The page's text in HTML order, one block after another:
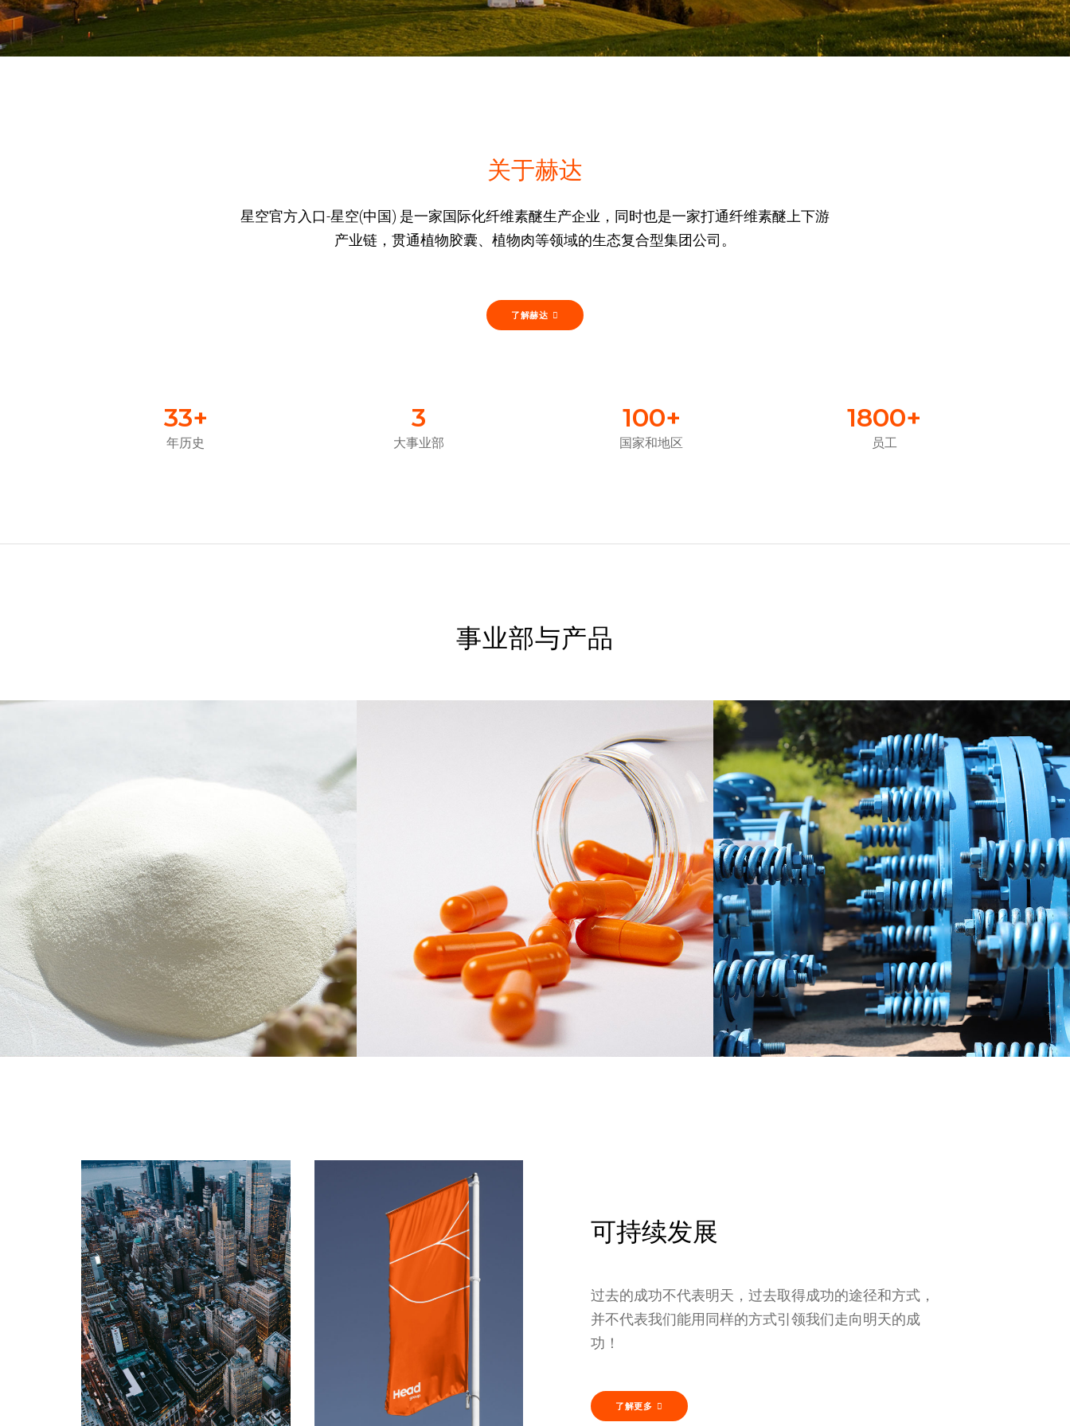
关于赫达
星空官方入口-星空(中国) 是一家国际化纤维素醚生产企业，同时也是一家打通纤维素醚上下游
产业链，贯通植物胶囊、植物肉等领域的生态复合型集团公司。
了解赫达
33+
年历史
3
大事业部
100+
国家和地区
1800+
员工
事业部与产品
纤维素醚
赫达致力于水溶性高分子化合物的研发、生产和销售，主要产
品为非离子型纤维素醚，可为市场提供包含羟丙基甲基纤维素
醚(HPMC) 、羟乙基甲基纤维素醚(HEMC) 、乙基纤维素醚
(EC)、羟乙基纤维素醚(HEC) 等近百个品种的纤维素醚系列产
品。
赫尔希胶囊事业部坐落于中国淄博周村经济开发区，是赫达集
团的全资子公司，致力于HPMC空心胶囊的研发、生产、销
售，采用全自动植物胶囊生产线及智能恒温立体仓储系统，原
料及配方自主研发，生产技术工艺成熟稳定，被评为国家级"高
新技术企业"、“绿色工厂”。
碳能科技
碳能科技事业部坐落于淄博市周村区王村镇，致力于石墨制化
工设备、碳化硅设备及防腐节能化工设备的研发、生产和销
售，具备一、二类压力容器、A4级石墨制压力容器设计、制造
资质，集科研、开发、销售、出口贸易为一体，被评为国家高
新技术企业、中国化工装备协会会员、全国标准化设备技术协
会会员、中国工业防腐性技术协会理事单位。
可持续发展
过去的成功不代表明天，过去取得成功的途径和方式，
并不代表我们能用同样的方式引领我们走向明天的成
功！
了解更多